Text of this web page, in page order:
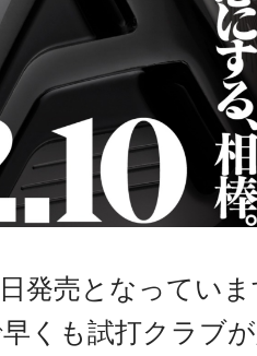
発売となってい
くも試打クラブ